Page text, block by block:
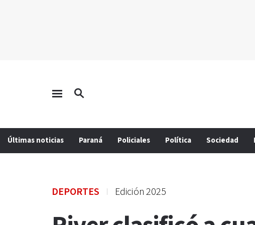
Últimas noticias Paraná Policiales Política Sociedad
DEPORTES Edición 2025